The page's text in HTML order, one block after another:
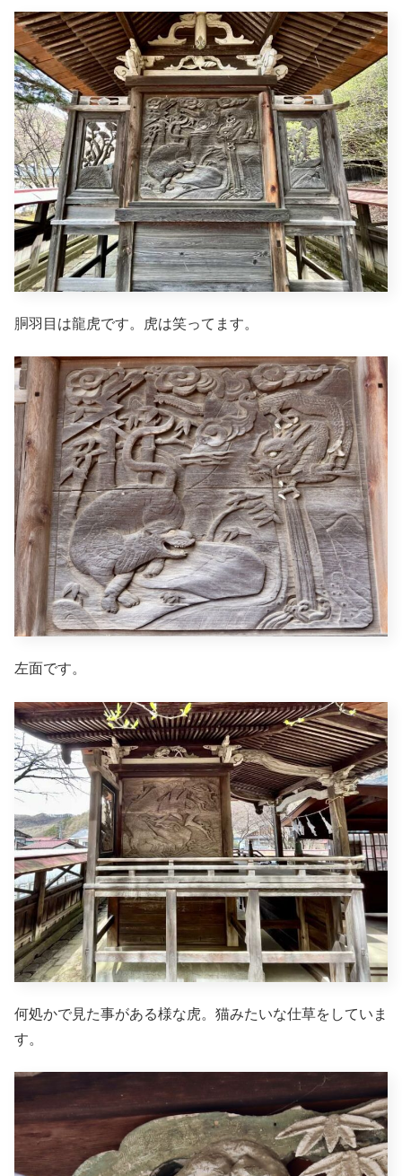
胴羽目は龍虎です。虎は笑ってます。
左面です。
何処かで見た事がある様な虎。猫みたいな仕草をしていま
す。